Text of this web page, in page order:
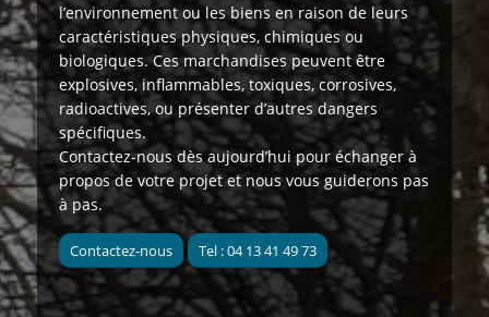
l’environnement ou les biens en raison de leurs
caractéristiques physiques, chimiques ou
biologiques. Ces marchandises peuvent être
explosives, inflammables, toxiques, corrosives,
radioactives, ou présenter d’autres dangers
spécifiques.
Contactez-nous dès aujourd’hui pour échanger à
propos de votre projet et nous vous guiderons pas
à pas.
Contactez-nous Tel : 04 13 41 49 73